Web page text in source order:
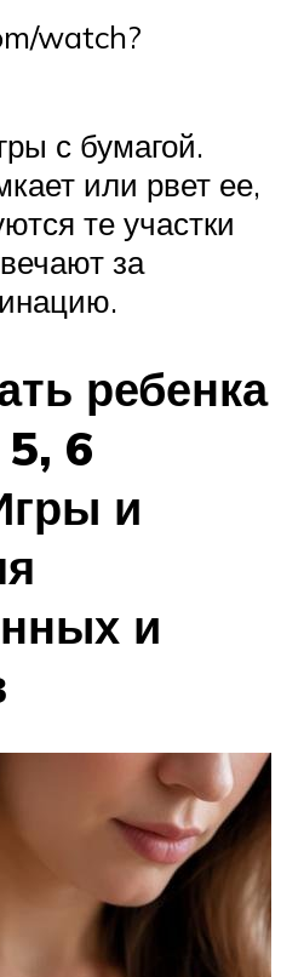
watch?
с бумагой.
или рвет ее,
те участки
за
ребенка
6
и
и